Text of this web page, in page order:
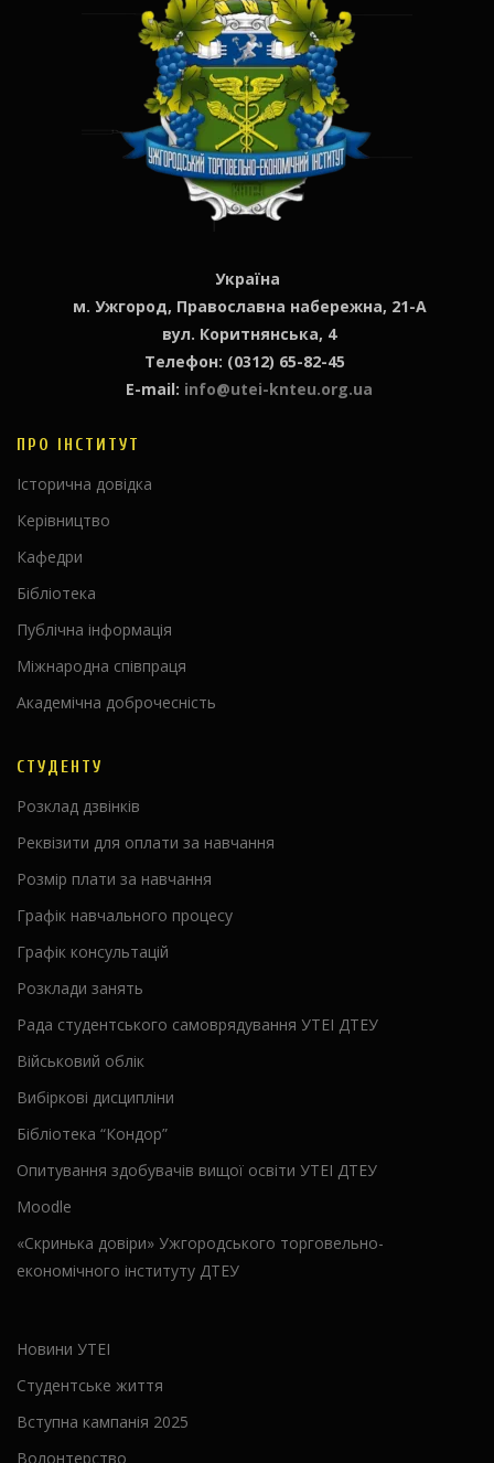
Україна
м. Ужгород, Православна набережна, 21-А
вул. Коритнянська, 4
Телефон: (0312) 65-82-45
E-mail: info@utei-knteu.org.ua
ПРО ІНСТИТУТ
Історична довідка
Керівництво
Кафедри
Бібліотека
Публічна інформація
Міжнародна співпраця
Академічна доброчесність
СТУДЕНТУ
Розклад дзвінків
Реквізити для оплати за навчання
Розмір плати за навчання
Графік навчального процесу
Графік консультацій
Розклади занять
Рада студентського самоврядування УТЕІ ДТЕУ
Військовий облік
Вибіркові дисципліни
Бібліотека “Кондор”
Опитування здобувачів вищої освіти УТЕІ ДТЕУ
Moodle
«Скринька довіри» Ужгородського торговельно-
економічного інституту ДТЕУ
Новини УТЕІ
Студентське життя
Вступна кампанія 2025
Волонтерство